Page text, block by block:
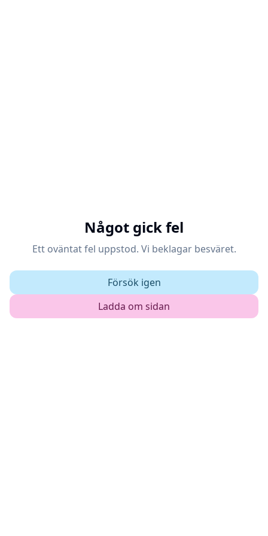
Något gick fel
Ett oväntat fel uppstod. Vi beklagar besväret.
Försök igen
Ladda om sidan